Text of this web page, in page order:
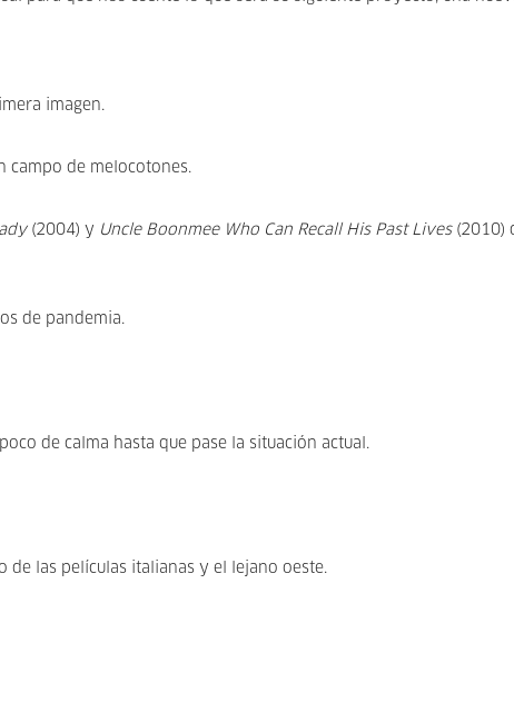
imagen.
campo de melocotones.
(2004) y Uncle Boonmee Who Can Recall His Past Lives(2010)
de pandemia.
de calma hasta que pase la situación actual.
de las películas italianas y el lejano oeste.